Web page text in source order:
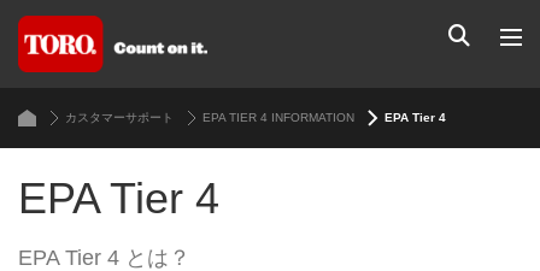
カスタマーサポート EPA TIER 4 INFORMATION EPA Tier 4
EPA Tier 4
EPA Tier 4 とは？